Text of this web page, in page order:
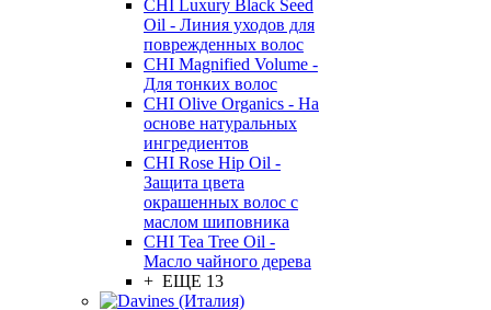
CHI Luxury Black Seed
Oil - Линия уходов для
поврежденных волос
CHI Magnified Volume -
Для тонких волос
CHI Olive Organics - На
основе натуральных
ингредиентов
CHI Rose Hip Oil -
Защита цвета
окрашенных волос с
маслом шиповника
CHI Tea Tree Oil -
Масло чайного дерева
+ ЕЩЕ 13